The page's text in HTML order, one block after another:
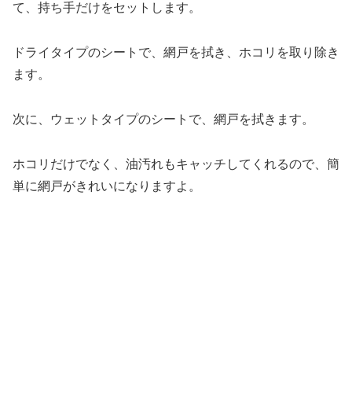
て、持ち手だけをセットします。
ドライタイプのシートで、網戸を拭き、ホコリを取り除き
ます。
次に、ウェットタイプのシートで、網戸を拭きます。
ホコリだけでなく、油汚れもキャッチしてくれるので、簡
単に網戸がきれいになりますよ。